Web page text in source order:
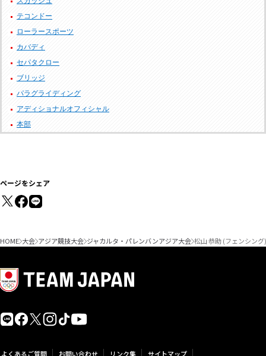
テコンドー
ローラースポーツ
カバディ
セパタクロー
ブリッジ
パラグライディング
アディショナルオフィシャル
本部
ページをシェア
HOME 大会 アジア競技大会 ジャカルタ・パレンバンアジア大会 松山 恭助 (フェンシン
よくあるご質問 お問い合わせ リンク集 サイトマップ